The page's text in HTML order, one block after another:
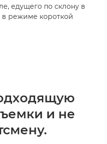
едущего по склону в
в режиме короткой
и не